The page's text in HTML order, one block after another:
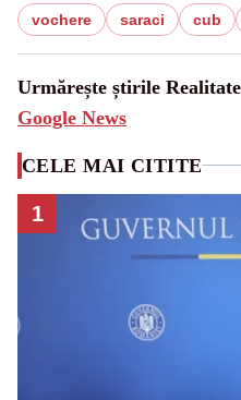
vochere saraci cub
Urmărește știrile
Google News
CELE MAI CITITE
1